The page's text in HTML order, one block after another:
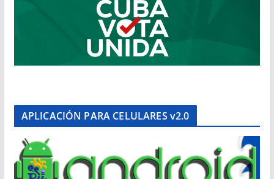
APLICACIÓN PARA CELULARES v2.0